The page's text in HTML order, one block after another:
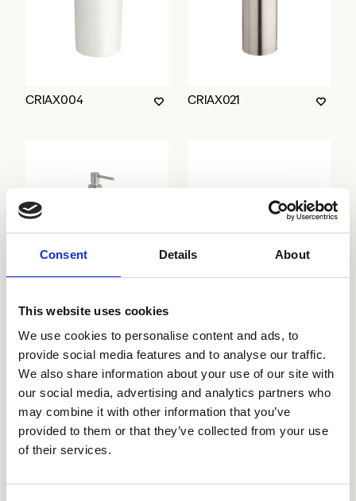
Consent Details About
This website uses cookies
We use cookies to personalise content and ads, to
provide social media features and to analyse our traffic.
We also share information about your use of our site with
our social media, advertising and analytics partners who
may combine it with other information that you’ve
provided to them or that they’ve collected from your use
of their services.
CRIAX004 CRIAX021